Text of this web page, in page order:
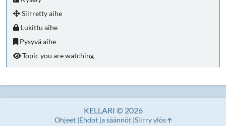
Siirretty aihe
Lukittu aihe
Pysyvä aihe
Topic you are watching
KELLARI © 2026
Ohjeet Ehdot ja säännöt Siirry ylös